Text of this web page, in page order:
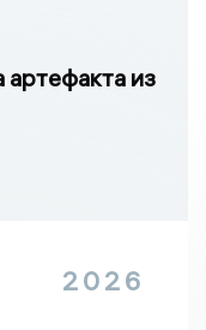
артефакта из
2026